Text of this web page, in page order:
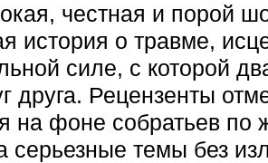
честная и порой
история о травме,
силе, с которой
друга. Рецензенты
на фоне собратьев по
серьезные темы без